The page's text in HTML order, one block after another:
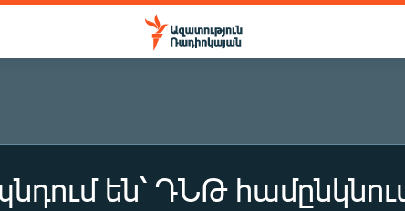
են՝ ԴՆԹ